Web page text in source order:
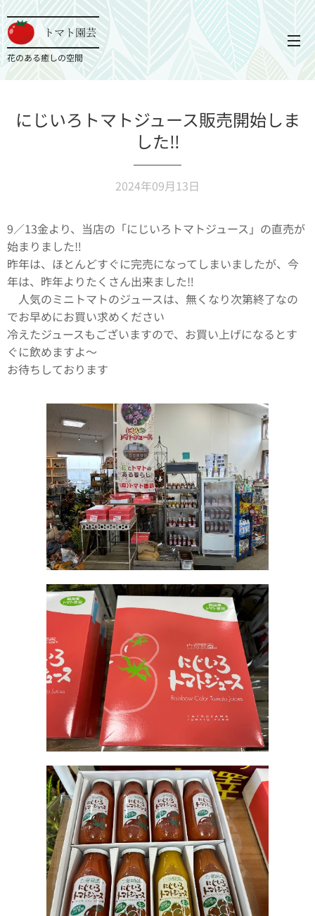
トマト園芸
花のある癒しの空間
にじいろトマトジュース販売開始しま
した‼️
2024年09月13日
9／13金より、当店の「にじいろトマトジュース」の直売が
始まりました‼️
昨年は、ほとんどすぐに完売になってしまいましたが、今
年は、昨年よりたくさん出来ました‼️🌈
人気のミニトマトのジュースは、無くなり次第終了なの
でお早めにお買い求めください🙇‍♀️
冷えたジュースもございますので、お買い上げになるとす
ぐに飲めますよ〜🥤
お待ちしております🙇‍♀️